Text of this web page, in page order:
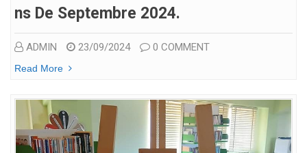
Ns De Septembre 2024.
ADMIN 23/09/2024 0 COMMENT
Read More